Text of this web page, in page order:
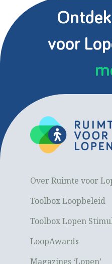
voor
Over Ruimte voor
Toolbox Loopbeleid
Toolbox Lopen
LoopAwards
Magazines ‘Lopen’